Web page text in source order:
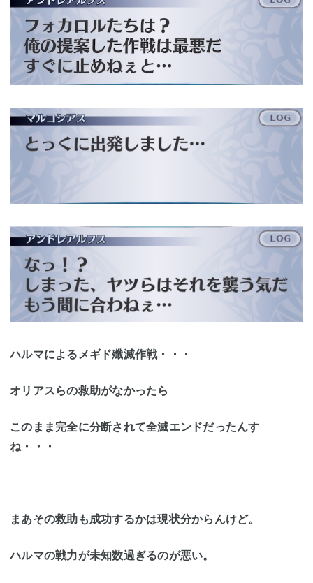
ハルマによるメギド殲滅作戦・・・
オリアスらの救助がなかったら
このまま完全に分断されて全滅エンドだったんす
ね・・・
まあその救助も成功するかは現状分からんけど。
ハルマの戦力が未知数過ぎるのが悪い。